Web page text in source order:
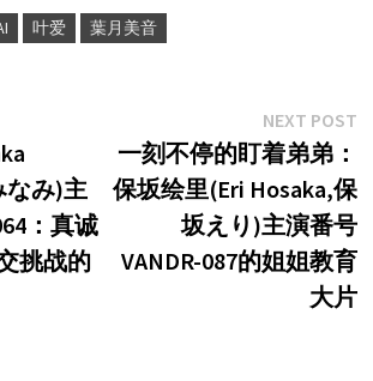
叶爱 葉月美音
なみ)主
：真诚
挑战的
NEXT POST
一刻不停的盯着弟弟：
保坂绘里(Eri Hosaka,保
坂えり)主演番号
VANDR-087的姐姐教育
大片